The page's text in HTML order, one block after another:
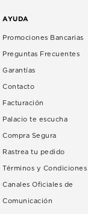
AYUDA
Promociones Bancarias
Preguntas Frecuentes
Garantías
Contacto
Facturación
Palacio te escucha
Compra Segura
Rastrea tu pedido
Términos y Condiciones
Canales Oficiales de
Comunicación